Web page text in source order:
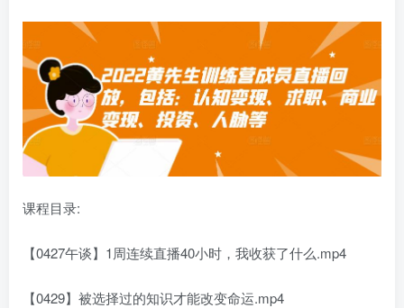
课程目录:
【0427午谈】1周连续直播40小时，我收获了什么.mp4
【0429】被选择过的知识才能改变命运.mp4